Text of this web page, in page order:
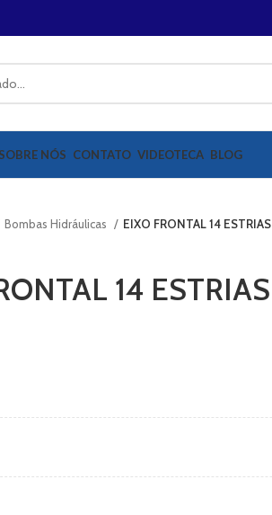
SOBRE NÓS CONTATO VIDEOTECA BLOG
Bombas Hidráulicas EIXO FRONTAL 14
14